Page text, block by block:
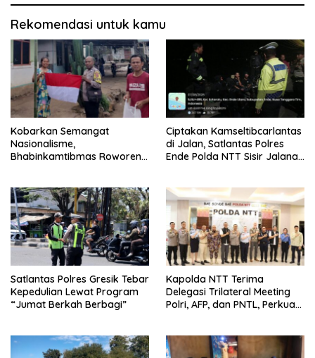
Rekomendasi untuk kamu
Kobarkan Semangat
Nasionalisme,
Bhabinkamtibmas Roworena
Ciptakan Kamseltibcarlantas
di Jalan, Satlantas Polres
Ende Polda NTT Sisir Jalanan
Satlantas Polres Gresik Tebar
Kepedulian Lewat Program
“Jumat Berkah Berbagi”
Kapolda NTT Terima
Delegasi Trilateral Meeting
Polri, AFP, dan PNTL, Perkuat